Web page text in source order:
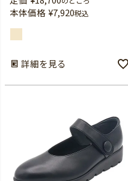
本体価格 ¥7,920税込
詳細を見る